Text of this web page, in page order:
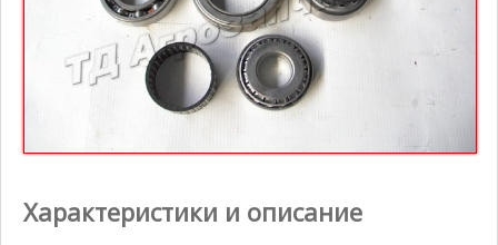
Контакты
Корзина
Характеристики и описание